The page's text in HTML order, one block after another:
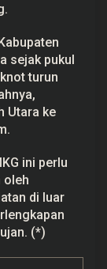
sejak pukul
turun
Utara ke
ini perlu
oleh
di luar
(*)